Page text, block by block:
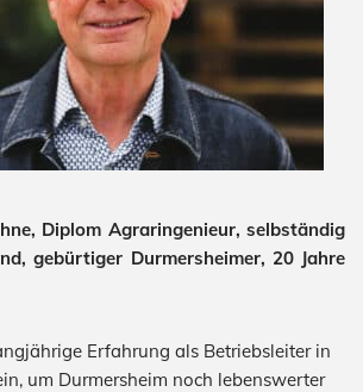
Diplom Agraringenieur, selbständig
gebürtiger Durmersheimer, 20 Jahre
Erfahrung als Betriebsleiter in
um Durmersheim noch lebenswerter